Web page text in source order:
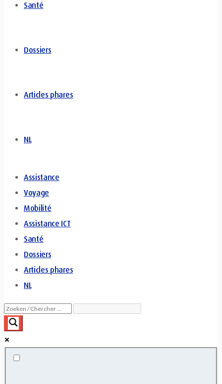
Santé
Dossiers
Articles phares
NL
Assistance
Voyage
Mobilité
Assistance ICT
Santé
Dossiers
Articles phares
NL